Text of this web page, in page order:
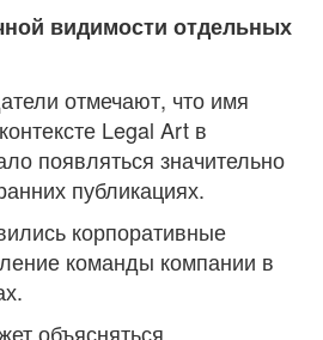
видимости отдельных
отмечают, что имя
Legal Art в
появляться значительно
публикациях.
корпоративные
команды компании в
объясняться